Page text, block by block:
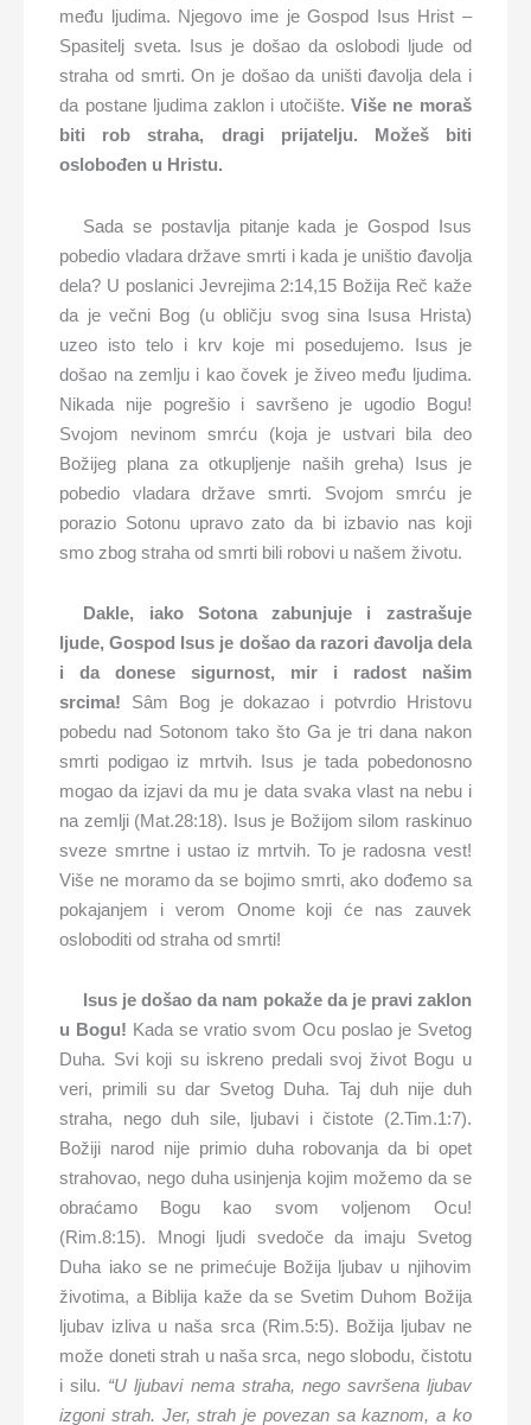
među ljudima. Njegovo ime je Gospod Isus Hrist –
Spasitelj sveta. Isus je došao da oslobodi ljude od
straha od smrti. On je došao da uništi đavolja dela i
da postane ljudima zaklon i utočište.Više ne moraš
biti rob straha, dragi prijatelju. Možeš biti
oslobođen u Hristu.
Sada se postavlja pitanje kada je Gospod Isus
pobedio vladara države smrti i kada je uništio đavolja
dela? U poslanici Jevrejima 2:14,15 Božija Reč kaže
da je večni Bog (u obličju svog sina Isusa Hrista)
uzeo isto telo i krv koje mi posedujemo. Isus je
došao na zemlju i kao čovek je živeo među ljudima.
Nikada nije pogrešio i savršeno je ugodio Bogu!
Svojom nevinom smrću (koja je ustvari bila deo
Božijeg plana za otkupljenje naših greha) Isus je
pobedio vladara države smrti. Svojom smrću je
porazio Sotonu upravo zato da bi izbavio nas koji
smo zbog straha od smrti bili robovi u našem životu.
Dakle, iako Sotona zabunjuje i zastrašuje
ljude, Gospod Isus je došao da razori đavolja dela
i da donese sigurnost, mir i radost našim
srcima! Sâm Bog je dokazao i potvrdio Hristovu
pobedu nad Sotonom tako što Ga je tri dana nakon
smrti podigao iz mrtvih. Isus je tada pobedonosno
mogao da izjavi da mu je data svaka vlast na nebu i
na zemlji (Mat.28:18). Isus je Božijom silom raskinuo
sveze smrtne i ustao iz mrtvih. To je radosna vest!
Više ne moramo da se bojimo smrti, ako dođemo sa
pokajanjem i verom Onome koji će nas zauvek
osloboditi od straha od smrti!
Isus je došao da nam pokaže da je pravi zaklon
u Bogu! Kada se vratio svom Ocu poslao je Svetog
Duha. Svi koji su iskreno predali svoj život Bogu u
veri, primili su dar Svetog Duha. Taj duh nije duh
straha, nego duh sile, ljubavi i čistote (2.Tim.1:7).
Božiji narod nije primio duha robovanja da bi opet
strahovao, nego duha usinjenja kojim možemo da se
obraćamo Bogu kao svom voljenom Ocu!
(Rim.8:15). Mnogi ljudi svedoče da imaju Svetog
Duha iako se ne primećuje Božija ljubav u njihovim
životima, a Biblija kaže da se Svetim Duhom Božija
ljubav izliva u naša srca (Rim.5:5). Božija ljubav ne
može doneti strah u naša srca, nego slobodu, čistotu
i silu. “U ljubavi nema straha, nego savršena ljubav
izgoni strah. Jer, strah je povezan sa kaznom, a ko